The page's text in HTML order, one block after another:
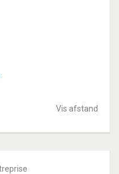
Vis afstand